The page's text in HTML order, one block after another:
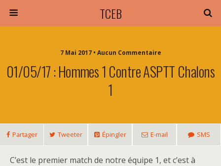
TCEB
7 Mai 2017 • Aucun Commentaire
01/05/17 : Hommes 1 Contre ASPTT Chalons
1
Partager Tweeter Épingler E-mail SMS
C’est le premier match de notre équipe 1, et c’est à